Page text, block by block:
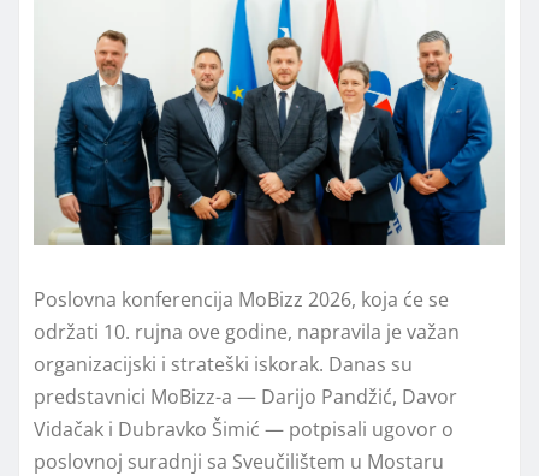
Poslovna konferencija MoBizz 2026, koja će se
održati 10. rujna ove godine, napravila je važan
organizacijski i strateški iskorak. Danas su
predstavnici MoBizz-a — Darijo Pandžić, Davor
Vidačak i Dubravko Šimić — potpisali ugovor o
poslovnoj suradnji sa Sveučilištem u Mostaru